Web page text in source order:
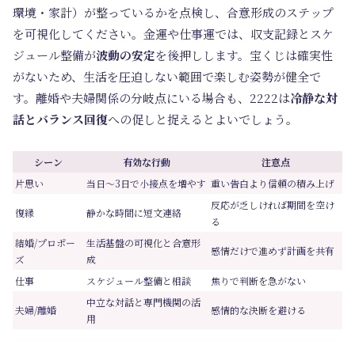
環境・家計）が整っているかを点検し、合意形成のステップ
を可視化してください。金運や仕事運では、収支記録とスケ
ジュール整備が波動の安定を後押しします。宝くじは確実性
がないため、生活を圧迫しない範囲で楽しむ姿勢が健全で
す。離婚や夫婦関係の分岐点にいる場合も、2222は冷静な対
話とバランス回復への促しと捉えるとよいでしょう。
シーン 有効な行動
注意点
片思い
当日〜3日で小接点を増やす 重い告白より信頼の積み上げ
復縁 静かな時間に短文連絡
反応が乏しければ期間を空け
る
結婚/プロポー
ズ
生活基盤の可視化と合意形
成
感情だけで進めず計画を共有
仕事 スケジュール整備と相談 焦りで判断を急がない
夫婦/離婚
中立な対話と専門機関の活
用
感情的な決断を避ける